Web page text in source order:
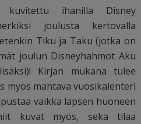
ihanilla Disney
joulusta kertovalla
Tiku ja Taku (jotka on
joulun Disneyhahmot Aku
Kirjan mukana tulee
myös mahtava vuosikalenteri
vaikka lapsen huoneen
kuvat myös, sekä tilaa